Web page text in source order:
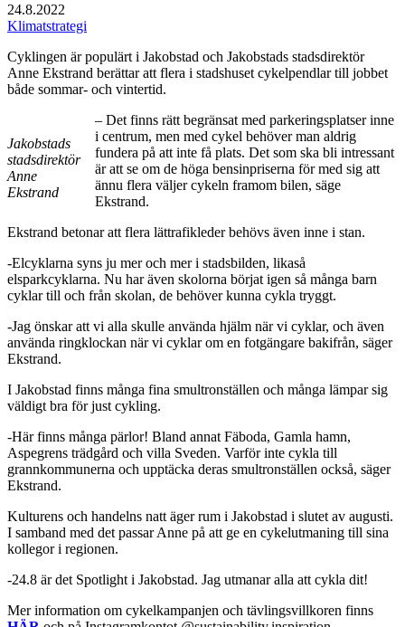
24.8.2022
Klimatstrategi
Cyklingen är populärt i Jakobstad och Jakobstads stadsdirektör
Anne Ekstrand berättar att flera i stadshuset cykelpendlar till jobbet
både sommar- och vintertid.
Jakobstads
stadsdirektör
Anne
Ekstrand
– Det finns rätt begränsat med parkeringsplatser inne
i centrum, men med cykel behöver man aldrig
fundera på att inte få plats. Det som ska bli intressant
är att se om de höga bensinpriserna för med sig att
ännu flera väljer cykeln framom bilen, säge
Ekstrand.
Ekstrand betonar att flera lättrafikleder behövs även inne i stan.
-Elcyklarna syns ju mer och mer i stadsbilden, likaså
elsparkcyklarna. Nu har även skolorna börjat igen så många barn
cyklar till och från skolan, de behöver kunna cykla tryggt.
-Jag önskar att vi alla skulle använda hjälm när vi cyklar, och även
använda ringklockan när vi cyklar om en fotgängare bakifrån, säger
Ekstrand.
I Jakobstad finns många fina smultronställen och många lämpar sig
väldigt bra för just cykling.
-Här finns många pärlor! Bland annat Fäboda, Gamla hamn,
Aspegrens trädgård och villa Sveden. Varför inte cykla till
grannkommunerna och upptäcka deras smultronställen också, säger
Ekstrand.
Kulturens och handelns natt äger rum i Jakobstad i slutet av augusti.
I samband med det passar Anne på att ge en cykelutmaning till sina
kollegor i regionen.
-24.8 är det Spotlight i Jakobstad. Jag utmanar alla att cykla dit!
Mer information om cykelkampanjen och tävlingsvillkoren finns